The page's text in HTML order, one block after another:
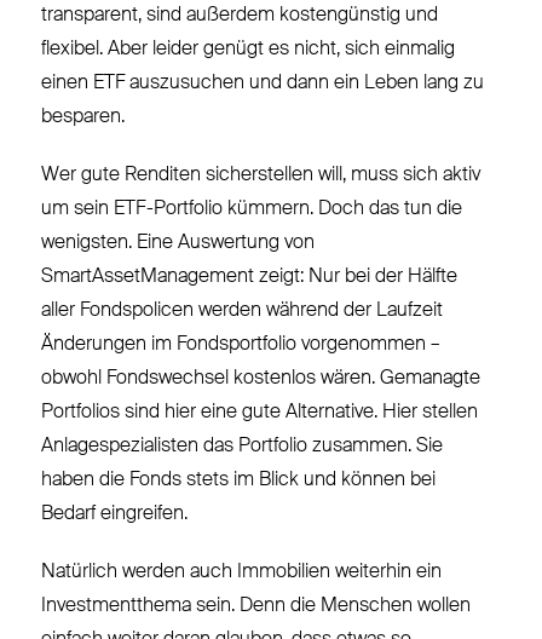
transparent, sind außerdem kostengünstig und
flexibel. Aber leider genügt es nicht, sich einmalig
einen ETF auszusuchen und dann ein Leben lang zu
besparen.
Wer gute Renditen sicherstellen will, muss sich aktiv
um sein ETF-Portfolio kümmern. Doch das tun die
wenigsten. Eine Auswertung von
SmartAssetManagement zeigt: Nur bei der Hälfte
aller Fondspolicen werden während der Laufzeit
Änderungen im Fondsportfolio vorgenommen –
obwohl Fondswechsel kostenlos wären. Gemanagte
Portfolios sind hier eine gute Alternative. Hier stellen
Anlagespezialisten das Portfolio zusammen. Sie
haben die Fonds stets im Blick und können bei
Bedarf eingreifen.
Natürlich werden auch Immobilien weiterhin ein
Investmentthema sein. Denn die Menschen wollen